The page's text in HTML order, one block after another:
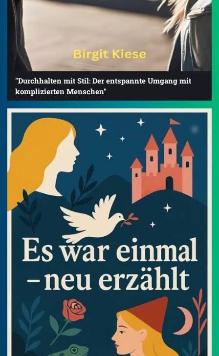
"Durchhalten mit Stil: Der entspannte Umgang mit
komplizierten Menschen"